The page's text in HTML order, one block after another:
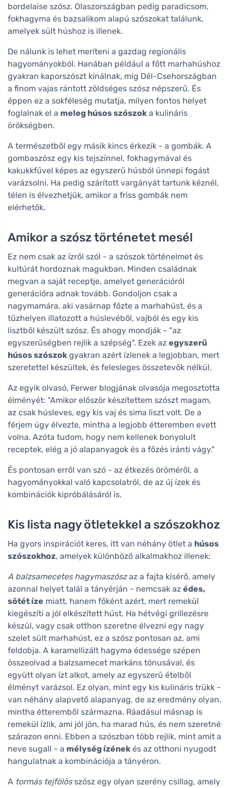
bordelaise szósz. Olaszországban pedig paradicsom,
fokhagyma és bazsalikom alapú szószokat találunk,
amelyek sült húshoz is illenek.
De nálunk is lehet meríteni a gazdag regionális
hagyományokból. Hanában például a főtt marhahúshoz
gyakran kaporszószt kínálnak, míg Dél-Csehországban
a finom vajas rántott zöldséges szósz népszerű. És
éppen ez a sokféleség mutatja, milyen fontos helyet
foglalnak el a meleg húsos szószok a kulináris
örökségben.
A természetből egy másik kincs érkezik - a gombák. A
gombaszósz egy kis tejszínnel, fokhagymával és
kakukkfűvel képes az egyszerű húsból ünnepi fogást
varázsolni. Ha pedig szárított vargányát tartunk kéznél,
télen is élvezhetjük, amikor a friss gombák nem
elérhetők.
Amikor a szósz történetet mesél
Ez nem csak az ízről szól - a szószok történelmet és
kultúrát hordoznak magukban. Minden családnak
megvan a saját receptje, amelyet generációról
generációra adnak tovább. Gondoljon csak a
nagymamára, aki vasárnap főzte a marhahúst, és a
tűzhelyen illatozott a húslevéből, vajból és egy kis
lisztből készült szósz. És ahogy mondják - "az
egyszerűségben rejlik a szépség". Ezek az egyszerű
húsos szószok gyakran azért ízlenek a legjobban, mert
szeretettel készültek, és felesleges összetevők nélkül.
Az egyik olvasó, Ferwer blogjának olvasója megosztotta
élményét: "Amikor először készítettem szószt magam,
az csak húsleves, egy kis vaj és sima liszt volt. De a
férjem úgy élvezte, mintha a legjobb étteremben evett
volna. Azóta tudom, hogy nem kellenek bonyolult
receptek, elég a jó alapanyagok és a főzés iránti vágy."
És pontosan erről van szó - az étkezés öröméről, a
hagyományokkal való kapcsolatról, de az új ízek és
kombinációk kipróbálásáról is.
Kis lista nagy ötletekkel a szószokhoz
Ha gyors inspirációt keres, itt van néhány ötlet a húsos
szószokhoz, amelyek különböző alkalmakhoz illenek:
A balzsamecetes hagymaszószaz a fajta kísérő, amely
azonnal helyet talál a tányérján - nemcsak az édes,
sötét íze miatt, hanem főként azért, mert remekül
kiegészíti a jól elkészített húst. Ha hétvégi grillezésre
készül, vagy csak otthon szeretne élvezni egy nagy
szelet sült marhahúst, ez a szósz pontosan az, ami
feldobja. A karamellizált hagyma édessége szépen
összeolvad a balzsamecet markáns tónusával, és
együtt olyan ízt alkot, amely az egyszerű ételből
élményt varázsol. Ez olyan, mint egy kis kulináris trükk -
van néhány alapvető alapanyag, de az eredmény olyan,
mintha étteremből származna. Ráadásul másnap is
remekül ízlik, ami jól jön, ha marad hús, és nem szeretné
szárazon enni. Ebben a szószban több rejlik, mint amit a
neve sugall - a mélység ízének és az otthoni nyugodt
hangulatnak a kombinációja a tányéron.
A tormás tejfölösszósz egy olyan szerény csillag, amely